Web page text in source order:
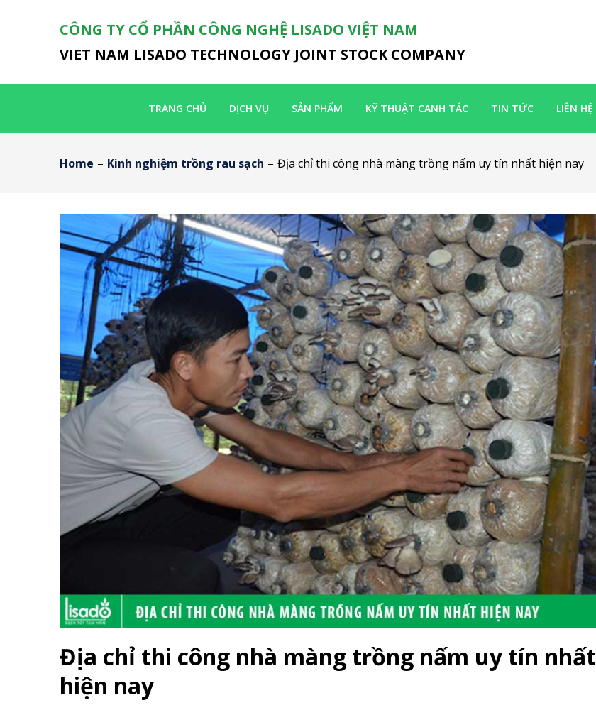
CÔNG TY CỔ PHẦN CÔNG NGHỆ LISADO VIỆT NAM
VIET NAM LISADO TECHNOLOGY JOINT STOCK COMPANY
TRANG CHỦ DỊCH VỤ SẢN PHẨM KỸ THUẬT CANH TÁC TIN TỨC LIÊN HỆ
Home – Kinh nghiệm trồng rau sạch – Địa chỉ thi công nhà màng trồng nấm uy tín nhất hiện nay
Địa chỉ thi công nhà màng trồng nấm uy tín nhất
hiện nay